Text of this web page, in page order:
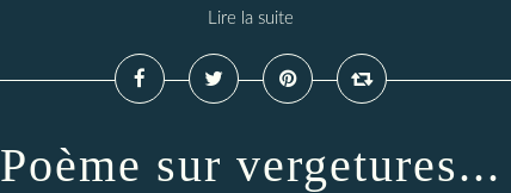
Lire la suite
Poème sur vergetures...